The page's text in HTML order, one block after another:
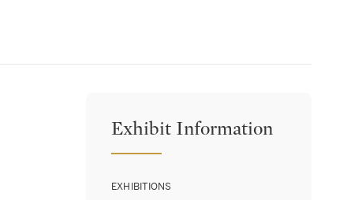
Exhibit Information
EXHIBITIONS